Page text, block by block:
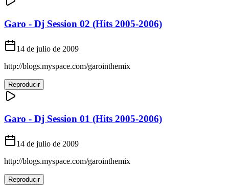
Garo - Dj Session 02 (Hits 2005-2006)
14 de julio de 2009
http://blogs.myspace.com/garointhemix
Reproducir
Garo - Dj Session 01 (Hits 2005-2006)
14 de julio de 2009
http://blogs.myspace.com/garointhemix
Reproducir